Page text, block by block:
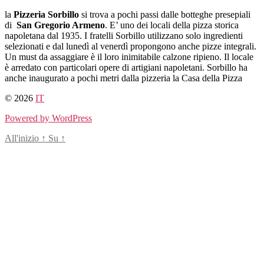
Salta
al
contenuto
la Pizzeria Sorbillo si trova a pochi passi dalle botteghe presepiali
di San Gregorio Armeno. E’ uno dei locali della pizza storica
napoletana dal 1935. I fratelli Sorbillo utilizzano solo ingredienti
selezionati e dal lunedì al venerdì propongono anche pizze integrali.
Un must da assaggiare è il loro inimitabile calzone ripieno. Il locale
è arredato con particolari opere di artigiani napoletani. Sorbillo ha
anche inaugurato a pochi metri dalla pizzeria la Casa della Pizza
© 2026 IT
Powered by WordPress
All'inizio ↑ Su ↑